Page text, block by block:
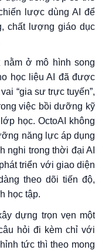
lược dùng AI để
chất lượng giáo dục
ở mô hình song
học liệu AI đã được
“gia sư trực tuyến”,
việc bồi dưỡng kỹ
học. OctoAI không
năng lực áp dụng
nghi trong thời đại AI
triển với giao diện
theo dõi tiến độ,
học tập.
dựng trọn vẹn một
hỏi đi kèm chỉ với
tức thì theo mong